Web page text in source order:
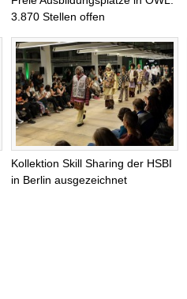
3.870 Stellen offen
Kollektion Skill Sharing der HSBI
in Berlin ausgezeichnet